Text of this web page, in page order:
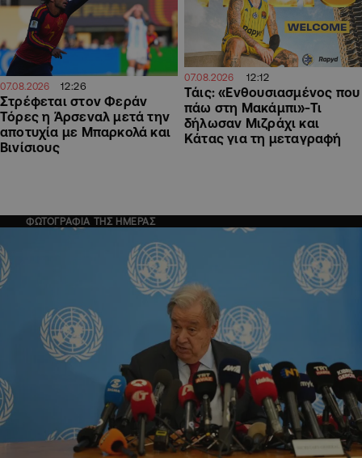
07.08.2026 12:26
Στρέφεται στον Φεράν
Τόρες η Άρσεναλ μετά την
αποτυχία με Μπαρκολά και
Βινίσιους
07.08.2026 12:12
Τάις: «Ενθουσιασμένος που
πάω στη Μακάμπι»-Τι
δήλωσαν Μιζράχι και
Κάτας για τη μεταγραφή
ΦΩΤΟΓΡΑΦΙΑ ΤΗΣ ΗΜΕΡΑΣ